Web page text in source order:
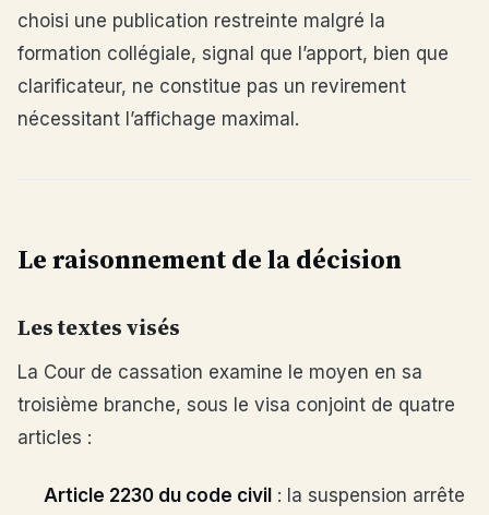
choisi une publication restreinte malgré la
formation collégiale, signal que l’apport, bien que
clarificateur, ne constitue pas un revirement
nécessitant l’affichage maximal.
Le raisonnement de la décision
Les textes visés
La Cour de cassation examine le moyen en sa
troisième branche, sous le visa conjoint de quatre
articles :
Article 2230 du code civil : la suspension arrête